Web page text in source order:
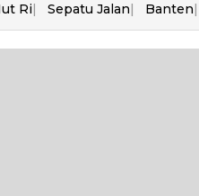
Ri Sepatu Jalan Banten